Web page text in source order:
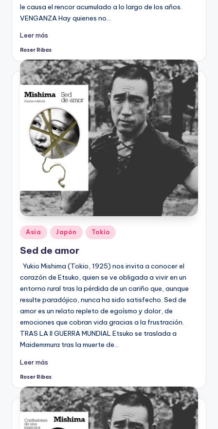
le causa el rencor acumulado a lo largo de los años.
VENGANZA Hay quienes no…
Leer más
Publicado
por
Roser Ribas
Publicado
en
Asia Japón Tokio
Sed de amor
Yukio Mishima (Tokio, 1925) nos invita a conocer el
corazón de Etsuko, quien se ve obligada a vivir en un
entorno rural tras la pérdida de un cariño que, aunque
resulte paradójico, nunca ha sido satisfecho. Sed de
amor es un relato repleto de egoísmo y dolor, de
emociones que cobran vida gracias a la frustración.
TRAS LA II GUERRA MUNDIAL Etsuko se traslada a
Maidemmura tras la muerte de…
Leer más
Publicado
Roser Ribas